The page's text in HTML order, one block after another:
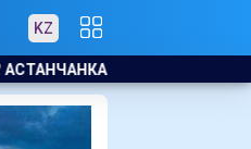
KZ
ЗА УТОНУВШУЮ ВО